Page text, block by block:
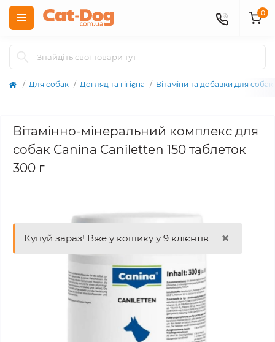
0
Для собак Догляд та гігієна Вітаміни та добавки для собак
Вітамінно-мінеральний комплекс для
собак Canina Caniletten 150 таблеток
300 г
Купуй зараз! Вже у кошику у 9 клієнтів ×